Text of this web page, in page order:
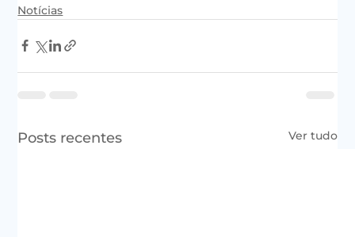
Notícias
Posts recentes Ver tudo